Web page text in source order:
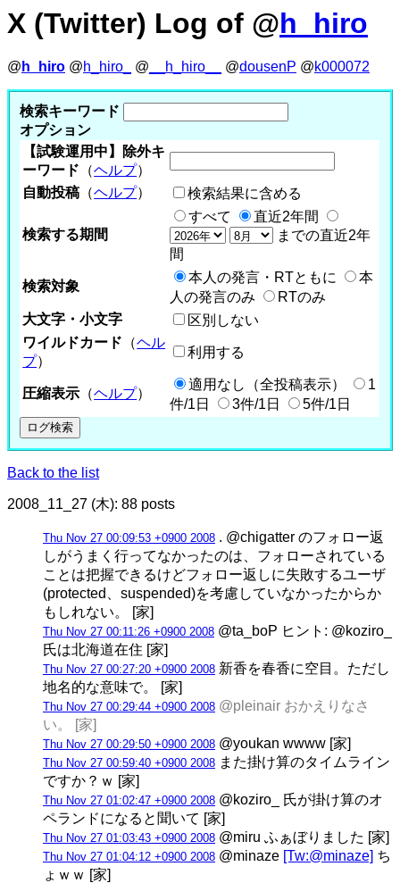
X (Twitter) Log of @h_hiro
@ h_hiro @h_hiro_ @ __h_hiro__ @dousenP @k000072
検索キーワード
オプション
【試験運用中】除外キ
ーワード （ヘルプ）
自動投稿 （ヘルプ） 検索結果に含める
検索する期間
すべて
直近2年間
までの直近2年
間
検索対象
本人の発言・RTともに
本
人の発言のみ
RTのみ
大文字・小文字
区別しない
ワイルドカード （ヘル
プ）
利用する
圧縮表示 （ヘルプ）
適用なし（全投稿表示）
1
件/1日
3件/1日 5件/1日
Back to the list
2008_11_27 (木): 88 posts
Thu Nov 27 00:09:53 +0900 2008 . @chigatter のフォロー返
しがうまく行ってなかったのは、フォローされている
ことは把握できるけどフォロー返しに失敗するユーザ
(protected、suspended)を考慮していなかったからか
もしれない。 [家]
Thu Nov 27 00:11:26 +0900 2008 @ta_boP ヒント: @koziro_
氏は北海道在住 [家]
Thu Nov 27 00:27:20 +0900 2008 新香を春香に空目。ただし
地名的な意味で。 [家]
Thu Nov 27 00:29:44 +0900 2008 @pleinair おかえりなさ
い。 [家]
Thu Nov 27 00:29:50 +0900 2008 @youkan wwww [家]
Thu Nov 27 00:59:40 +0900 2008 また掛け算のタイムライン
ですか？ｗ [家]
Thu Nov 27 01:02:47 +0900 2008 @koziro_ 氏が掛け算のオ
ペランドになると聞いて [家]
Thu Nov 27 01:03:43 +0900 2008 @miru ふぁぼりました [家]
Thu Nov 27 01:04:12 +0900 2008 @minaze [Tw:@minaze] ち
ょｗｗ [家]